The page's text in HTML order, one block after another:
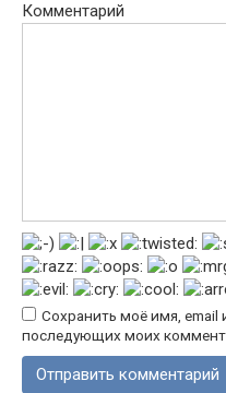
Комментарий
Сохранить моё имя, email
последующих моих